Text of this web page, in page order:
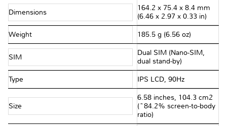
Dimensions
164.2 x 75.4 x 8.4 mm
(6.46 x 2.97 x 0.33 in)
Weight 185.5 g (6.56 oz)
SIM
Dual SIM (Nano-SIM,
dual stand-by)
Type IPS LCD, 90Hz
Size
6.58 inches, 104.3 cm2
(~84.2% screen-to-body
ratio)